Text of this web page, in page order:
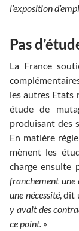
l’exposition
Pas
La France
les autres Etats
étude de
produisant des
En matière
mènent les
charge ensuite
franchement une
une nécessité, dit
y avait des
ce point. »